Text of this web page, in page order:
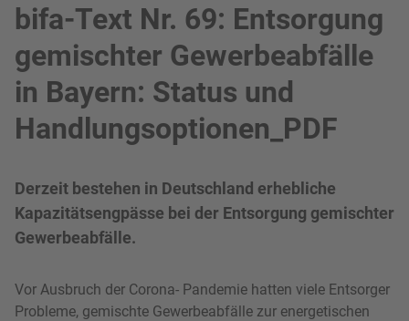
bifa-Text Nr. 69: Entsorgung
gemischter Gewerbeabfälle
in Bayern: Status und
Handlungsoptionen_PDF
Derzeit bestehen in Deutschland erhebliche
Kapazitätsengpässe bei der Entsorgung gemischter
Gewerbeabfälle.
Vor Ausbruch der Corona- Pandemie hatten viele Entsorger
Probleme, gemischte Gewerbeabfälle zur energetischen